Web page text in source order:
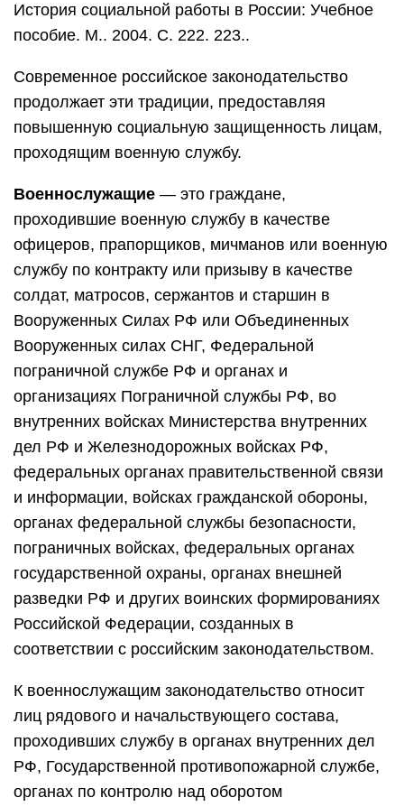
История социальной работы в России: Учебное
пособие. М.. 2004. С. 222. 223..
Современное российское законодательство
продолжает эти традиции, предоставляя
повышенную социальную защищенность лицам,
проходящим военную службу.
Военнослужащие — это граждане,
проходившие военную службу в качестве
офицеров, прапорщиков, мичманов или военную
службу по контракту или призыву в качестве
солдат, матросов, сержантов и старшин в
Вооруженных Силах РФ или Объединенных
Вооруженных силах СНГ, Федеральной
пограничной службе РФ и органах и
организациях Пограничной службы РФ, во
внутренних войсках Министерства внутренних
дел РФ и Железнодорожных войсках РФ,
федеральных органах правительственной связи
и информации, войсках гражданской обороны,
органах федеральной службы безопасности,
пограничных войсках, федеральных органах
государственной охраны, органах внешней
разведки РФ и других воинских формированиях
Российской Федерации, созданных в
соответствии с российским законодательством.
К военнослужащим законодательство относит
лиц рядового и начальствующего состава,
проходивших службу в органах внутренних дел
РФ, Государственной противопожарной службе,
органах по контролю над оборотом